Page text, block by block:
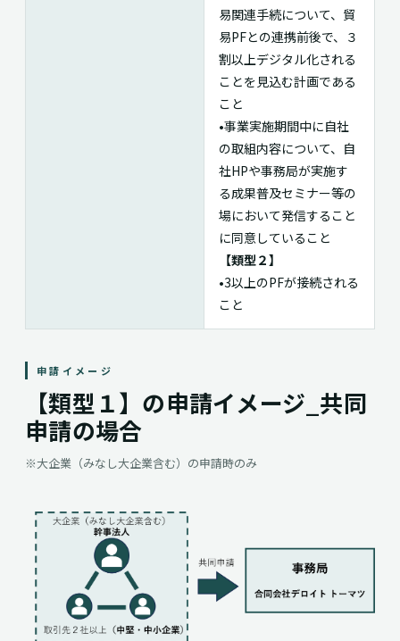
易関連手続について、貿
易PFとの連携前後で、３
割以上デジタル化される
ことを見込む計画である
こと
•事業実施期間中に自社
の取組内容について、自
社HPや事務局が実施す
る成果普及セミナー等の
場において発信すること
に同意していること
【類型２】
•3以上のPFが接続される
こと
申請イメージ
【類型１】の申請イメージ_共同
申請の場合
※大企業（みなし大企業含む）の申請時のみ